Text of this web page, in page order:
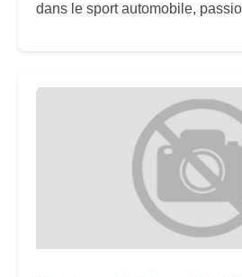
dans le sport automobile,